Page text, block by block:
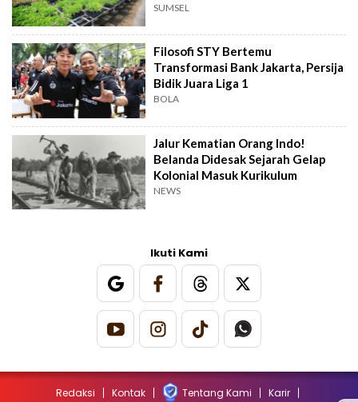
SUMSEL
Filosofi STY Bertemu
Transformasi Bank Jakarta, Persija
Bidik Juara Liga 1
BOLA
Jalur Kematian Orang Indo!
Belanda Didesak Sejarah Gelap
Kolonial Masuk Kurikulum
NEWS
Ikuti Kami
Redaksi Kontak Tentang Kami Karir